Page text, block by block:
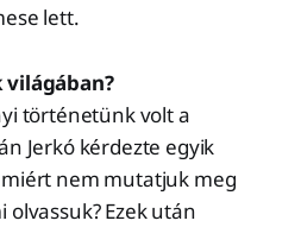
lett.
világában?
történetünk volt a
Jerkó kérdezte egyik
nem mutatjuk meg
Ezek után